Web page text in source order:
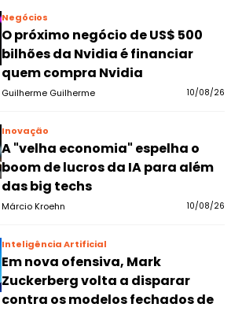
Negócios
O próximo negócio de US$ 500
bilhões da Nvidia é financiar
quem compra Nvidia
Guilherme Guilherme 10/08/26
Inovação
A "velha economia" espelha o
boom de lucros da IA para além
das big techs
Márcio Kroehn 10/08/26
Inteligência Artificial
Em nova ofensiva, Mark
Zuckerberg volta a disparar
contra os modelos fechados de